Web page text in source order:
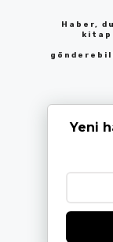
Haber,
kitap
Yeni